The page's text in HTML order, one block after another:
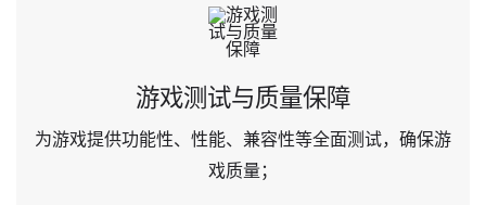
游戏测试与质量保障
为游戏提供功能性、性能、兼容性等全面测试，确保游
戏质量；